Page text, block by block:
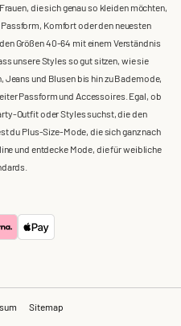
die sich genau so kleiden möchten,
Komfort oder den neuesten
Größen 40-64 mit einem Verständnis
unsere Styles so gut sitzen, wie sie
Jeans und Blusen bis hin zu Bademode,
Passform und Accessoires. Egal, ob
Outfit oder Styles suchst, die den
du Plus-Size-Mode, die sich ganz nach
und entdecke Mode, die für weibliche
Sitemap